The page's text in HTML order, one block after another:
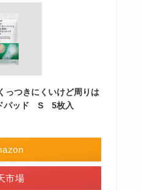
つきにくいけど周りは
パッド S 5枚入
市場